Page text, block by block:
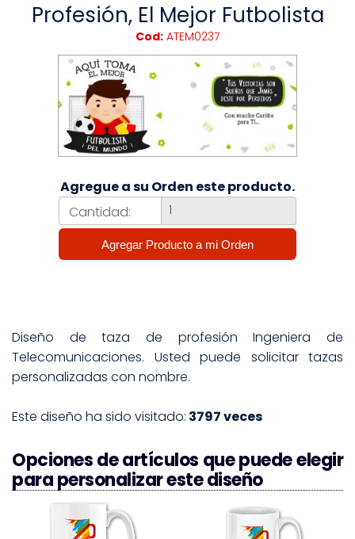
Profesión, El Mejor Futbolista
Cod: ATEM0237
Agregue a su Orden este producto.
Cantidad:
Diseño de taza de profesión Ingeniera de
Telecomunicaciones. Usted puede solicitar tazas
personalizadas con nombre.
Este diseño ha sido visitado: 3797 veces
Opciones de artículos que puede elegir
para personalizar este diseño